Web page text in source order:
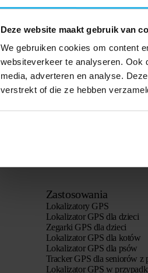
Deze website maakt gebruik van
We gebruiken cookies om content
websiteverkeer te analyseren. Ook
media, adverteren en analyse.
verstrekt of die ze hebben
Zastosowania
Lokalizatory GPS
Lokalizator GPS dla dzieci
Zegarki GPS dla dzieci
Lokalizator GPS dla kotów
Lokalizator GPS dla psów
Tracker GPS dla seniorów z
Lokalizator GPS w